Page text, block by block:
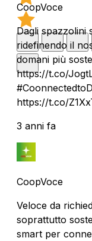
CoopVoce
Dagli spazzolini
ridefinendo il
domani più
https://t.co/
https://t.co/
3 anni fa
CoopVoce
Veloce da
soprattutto
smart per